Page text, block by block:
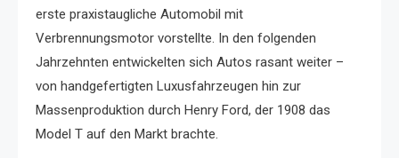
erste praxistaugliche Automobil mit
Verbrennungsmotor vorstellte. In den folgenden
Jahrzehnten entwickelten sich Autos rasant weiter –
von handgefertigten Luxusfahrzeugen hin zur
Massenproduktion durch Henry Ford, der 1908 das
Model T auf den Markt brachte.